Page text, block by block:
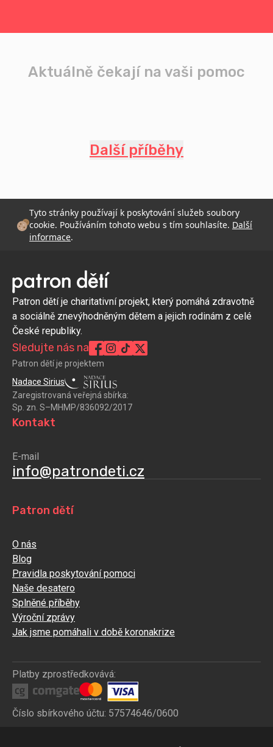
Aktuálně čekají na vaši pomoc
Další příběhy
Tyto stránky používají k poskytování služeb soubory
cookie. Používáním tohoto webu s tím souhlasíte. Další
informace.
Patron dětí je charitativní projekt, který pomáhá zdravotně
a sociálně znevýhodněným dětem a jejich rodinám z celé
České republiky.
Sledujte nás na
Patron dětí je projektem
Nadace Sirius
Zaregistrovaná veřejná sbírka:
Sp. zn. S–MHMP/836092/2017
Patron dětí
O nás
Blog
Pravidla poskytování pomoci
Naše desatero
Splněné příběhy
Výroční zprávy
Jak jsme pomáhali v době koronakrize
Kontakt
E-mail
info@patrondeti.cz
Platby zprostředkovává:
Číslo sbírkového účtu: 57574646/0600